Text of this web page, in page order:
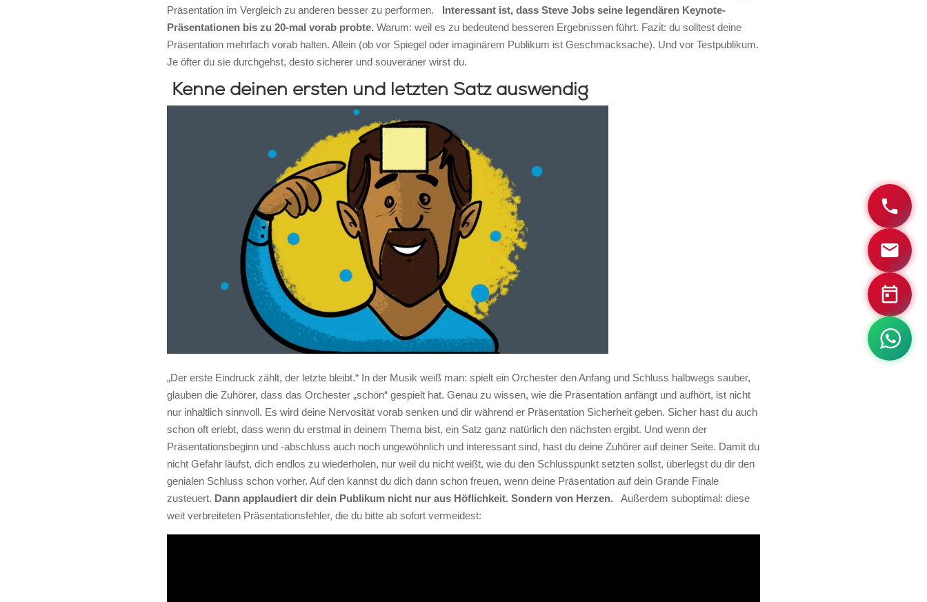
Präsentation im Vergleich zu anderen besser zu performen. Interessant ist, dass Steve Jobs seine legendären Keynote-
Präsentationen bis zu 20-mal vorab probte. Warum: weil es zu bedeutend besseren Ergebnissen führt. Fazit: du solltest deine
Präsentation mehrfach vorab halten. Allein (ob vor Spiegel oder imaginärem Publikum ist Geschmacksache). Und vor Testpublikum.
Je öfter du sie durchgehst, desto sicherer und souveräner wirst du.
Kenne deinen ersten und letzten Satz auswendig
„Der erste Eindruck zählt, der letzte bleibt.“ In der Musik weiß man: spielt ein Orchester den Anfang und Schluss halbwegs sauber,
glauben die Zuhörer, dass das Orchester „schön“ gespielt hat. Genau zu wissen, wie die Präsentation anfängt und aufhört, ist nicht
nur inhaltlich sinnvoll. Es wird deine Nervosität vorab senken und dir während er Präsentation Sicherheit geben. Sicher hast du auch
schon oft erlebt, dass wenn du erstmal in deinem Thema bist, ein Satz ganz natürlich den nächsten ergibt. Und wenn der
Präsentationsbeginn und -abschluss auch noch ungewöhnlich und interessant sind, hast du deine Zuhörer auf deiner Seite. Damit du
nicht Gefahr läufst, dich endlos zu wiederholen, nur weil du nicht weißt, wie du den Schlusspunkt setzten sollst, überlegst du dir den
genialen Schluss schon vorher. Auf den kannst du dich dann schon freuen, wenn deine Präsentation auf dein Grande Finale
zusteuert. Dann applaudiert dir dein Publikum nicht nur aus Höflichkeit. Sondern von Herzen. Außerdem suboptimal: diese
weit verbreiteten Präsentationsfehler, die du bitte ab sofort vermeidest: